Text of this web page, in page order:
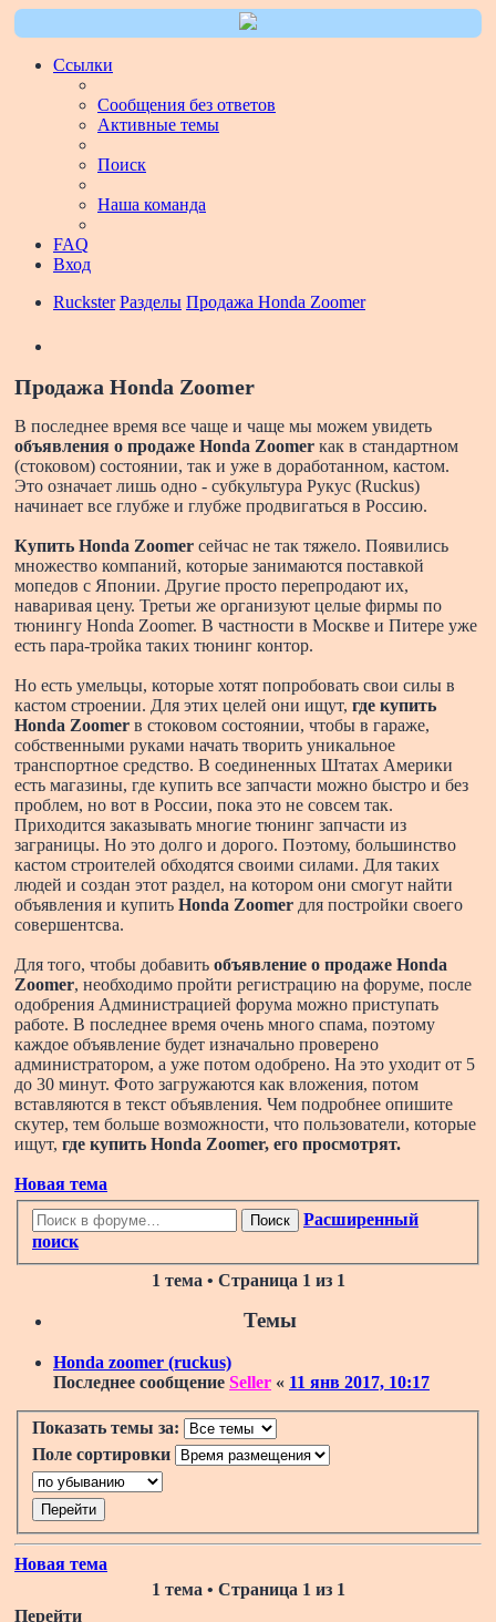
Ссылки
Сообщения без ответов
Активные темы
Поиск
Наша команда
FAQ
Вход
Ruckster Разделы Продажа Honda Zoomer
Продажа Honda Zoomer
В последнее время все чаще и чаще мы можем увидеть
объявления о продаже Honda Zoomer как в стандартном
(стоковом) состоянии, так и уже в доработанном, кастом.
Это означает лишь одно - субкультура Рукус (Ruckus)
начинает все глубже и глубже продвигаться в Россию.
Купить Honda Zoomer сейчас не так тяжело. Появились
множество компаний, которые занимаются поставкой
мопедов с Японии. Другие просто перепродают их,
наваривая цену. Третьи же организуют целые фирмы по
тюнингу Honda Zoomer. В частности в Москве и Питере уже
есть пара-тройка таких тюнинг контор.
Но есть умельцы, которые хотят попробовать свои силы в
кастом строении. Для этих целей они ищут, где купить
Honda Zoomer в стоковом состоянии, чтобы в гараже,
собственными руками начать творить уникальное
транспортное средство. В соединенных Штатах Америки
есть магазины, где купить все запчасти можно быстро и без
проблем, но вот в России, пока это не совсем так.
Приходится заказывать многие тюнинг запчасти из
заграницы. Но это долго и дорого. Поэтому, большинство
кастом строителей обходятся своими силами. Для таких
людей и создан этот раздел, на котором они смогут найти
объявления и купить Honda Zoomer для постройки своего
совершентсва.
Для того, чтобы добавить объявление о продаже Honda
Zoomer, необходимо пройти регистрацию на форуме, после
одобрения Администрацией форума можно приступать
работе. В последнее время очень много спама, поэтому
каждое объявление будет изначально проверено
администратором, а уже потом одобрено. На это уходит от 5
до 30 минут. Фото загружаются как вложения, потом
вставляются в текст объявления. Чем подробнее опишите
скутер, тем больше возможности, что пользователи, которые
ищут, где купить Honda Zoomer, его просмотрят.
Новая тема
Поиск
Расширенный
поиск
1 тема • Страница 1 из 1
Темы
Honda zoomer (ruckus)
Последнее сообщение Seller « 11 янв 2017, 10:17
Показать темы за:
Поле сортировки
Новая тема
1 тема • Страница 1 из 1
Перейти